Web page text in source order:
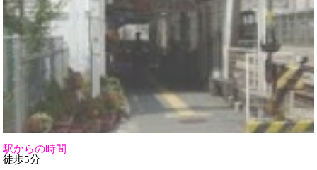
駅からの時間
徒歩5分